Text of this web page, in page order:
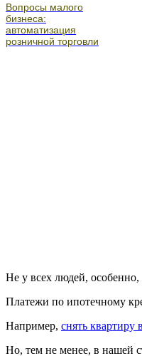
Вопросы малого
бизнеса:
автоматизация
розничной торговли
Не у всех людей, особенно,
Платежи по ипотечному
Например, снять квартиру
Но, тем не менее, в нашей